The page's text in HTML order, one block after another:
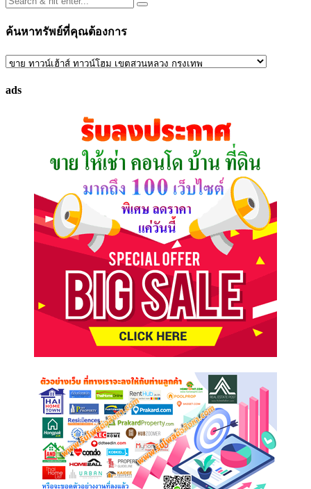
ค้นหาทรัพย์ที่คุณต้องการ
ค้นหา
ที่
ads